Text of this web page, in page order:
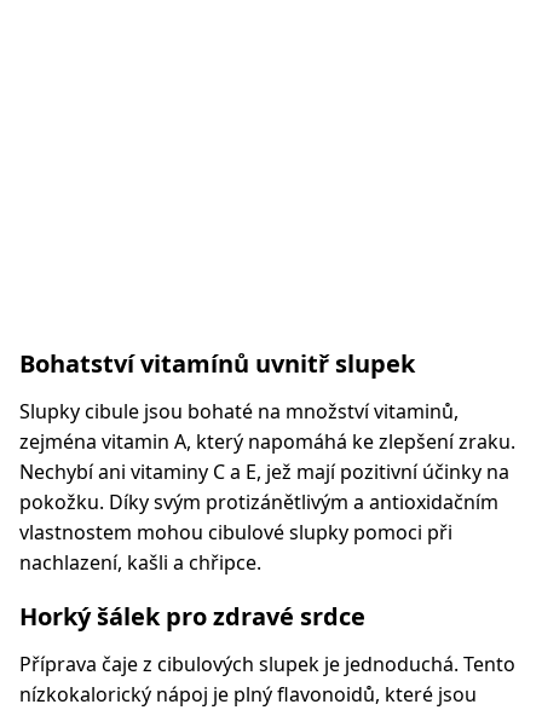
Bohatství vitamínů uvnitř slupek
Slupky cibule jsou bohaté na množství vitaminů,
zejména vitamin A, který napomáhá ke zlepšení zraku.
Nechybí ani vitaminy C a E, jež mají pozitivní účinky na
pokožku. Díky svým protizánětlivým a antioxidačním
vlastnostem mohou cibulové slupky pomoci při
nachlazení, kašli a chřipce.
Horký šálek pro zdravé srdce
Příprava čaje z cibulových slupek je jednoduchá. Tento
nízkokalorický nápoj je plný flavonoidů, které jsou